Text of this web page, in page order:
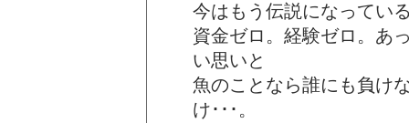
今はもう伝説になってい
資金ゼロ。経験ゼロ。あ
い思いと
魚のことなら誰にも負け
け･･･。